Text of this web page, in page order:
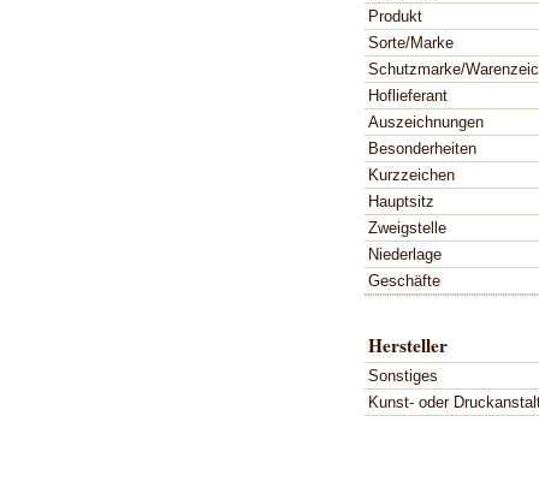
Produkt
Sorte/Marke
Schutzmarke/
Hoflieferant
Auszeichnungen
Besonderheiten
Kurzzeichen
Hauptsitz
Zweigstelle
Niederlage
Geschäfte
Hersteller
Sonstiges
Kunst- oder